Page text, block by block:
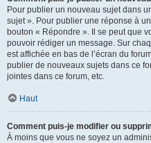
Pour publier un nouveau sujet dans
sujet ». Pour publier une réponse à
bouton « Répondre ». Il se peut que
pouvoir rédiger un message. Sur
est affichée en bas de l’écran du
publier de nouveaux sujets dans ce
jointes dans ce forum, etc.
Haut
Comment puis-je modifier ou
À moins que vous ne soyez un